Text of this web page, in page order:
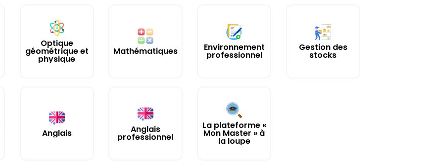
Optique
géométrique et
physique
Mathématiques Environnement
professionnel
Gestion des
stocks
Anglais Anglais
professionnel
La plateforme «
Mon Master » à
la loupe